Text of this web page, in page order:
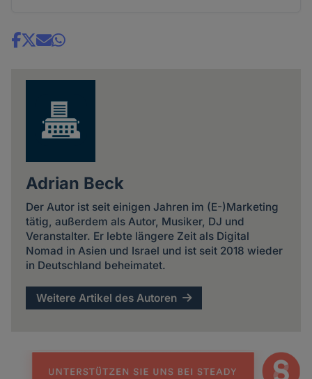
Share
Adrian Beck
Der Autor ist seit einigen Jahren im (E-)Marketing
tätig, außerdem als Autor, Musiker, DJ und
Veranstalter. Er lebte längere Zeit als Digital
Nomad in Asien und Israel und ist seit 2018 wieder
in Deutschland beheimatet.
Weitere Artikel des Autoren